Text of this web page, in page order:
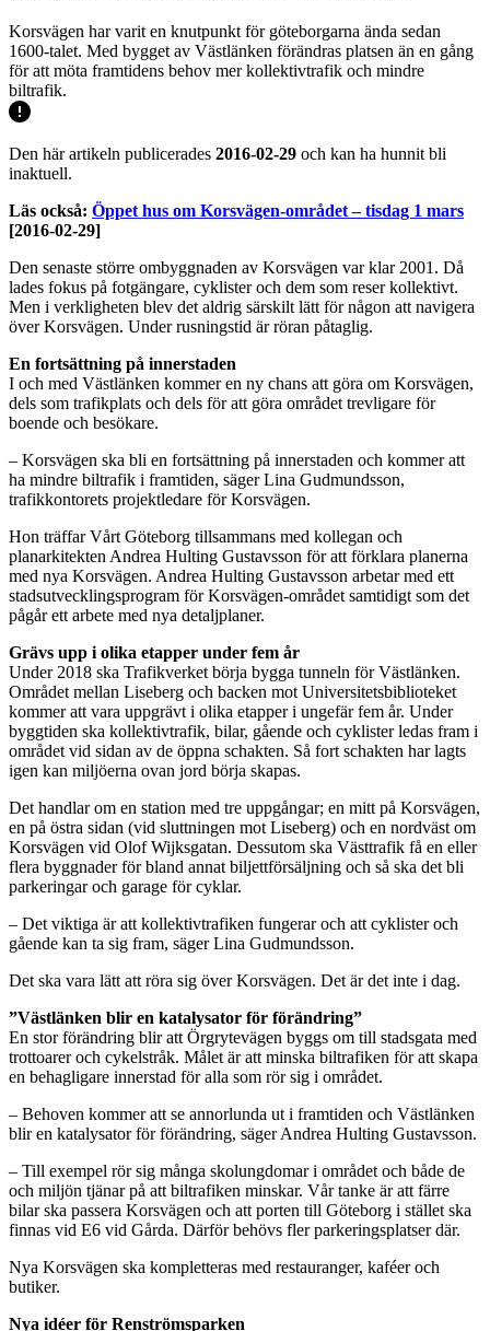
Korsvägen har varit en knutpunkt för göteborgarna ända sedan
1600-talet. Med bygget av Västlänken förändras platsen än en gång
för att möta framtidens behov mer kollektivtrafik och mindre
biltrafik.
Den här artikeln publicerades 2016-02-29 och kan ha hunnit bli
inaktuell.
Läs också: Öppet hus om Korsvägen-området – tisdag 1 mars
[2016-02-29]
Den senaste större ombyggnaden av Korsvägen var klar 2001. Då
lades fokus på fotgängare, cyklister och dem som reser kollektivt.
Men i verkligheten blev det aldrig särskilt lätt för någon att navigera
över Korsvägen. Under rusningstid är röran påtaglig.
En fortsättning på innerstaden
I och med Västlänken kommer en ny chans att göra om Korsvägen,
dels som trafikplats och dels för att göra området trevligare för
boende och besökare.
– Korsvägen ska bli en fortsättning på innerstaden och kommer att
ha mindre biltrafik i framtiden, säger Lina Gudmundsson,
trafikkontorets projektledare för Korsvägen.
Hon träffar Vårt Göteborg tillsammans med kollegan och
planarkitekten Andrea Hulting Gustavsson för att förklara planerna
med nya Korsvägen. Andrea Hulting Gustavsson arbetar med ett
stadsutvecklingsprogram för Korsvägen-området samtidigt som det
pågår ett arbete med nya detaljplaner.
Grävs upp i olika etapper under fem år
Under 2018 ska Trafikverket börja bygga tunneln för Västlänken.
Området mellan Liseberg och backen mot Universitetsbiblioteket
kommer att vara uppgrävt i olika etapper i ungefär fem år. Under
byggtiden ska kollektivtrafik, bilar, gående och cyklister ledas fram i
området vid sidan av de öppna schakten. Så fort schakten har lagts
igen kan miljöerna ovan jord börja skapas.
Det handlar om en station med tre uppgångar; en mitt på Korsvägen,
en på östra sidan (vid sluttningen mot Liseberg) och en nordväst om
Korsvägen vid Olof Wijksgatan. Dessutom ska Västtrafik få en eller
flera byggnader för bland annat biljettförsäljning och så ska det bli
parkeringar och garage för cyklar.
– Det viktiga är att kollektivtrafiken fungerar och att cyklister och
gående kan ta sig fram, säger Lina Gudmundsson.
Det ska vara lätt att röra sig över Korsvägen. Det är det inte i dag.
”Västlänken blir en katalysator för förändring”
En stor förändring blir att Örgrytevägen byggs om till stadsgata med
trottoarer och cykelstråk. Målet är att minska biltrafiken för att skapa
en behagligare innerstad för alla som rör sig i området.
– Behoven kommer att se annorlunda ut i framtiden och Västlänken
blir en katalysator för förändring, säger Andrea Hulting Gustavsson.
– Till exempel rör sig många skolungdomar i området och både de
och miljön tjänar på att biltrafiken minskar. Vår tanke är att färre
bilar ska passera Korsvägen och att porten till Göteborg i stället ska
finnas vid E6 vid Gårda. Därför behövs fler parkeringsplatser där.
Nya Korsvägen ska kompletteras med restauranger, kaféer och
butiker.
Nya idéer för Renströmsparken